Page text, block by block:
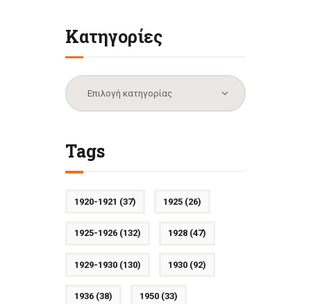
Κατηγορίες
Κατηγορίες
Tags
1920-1921 (37) 1925(26)
1925-1926(132) 1928(47)
1929-1930(130) 1930(92)
1936(38) 1950(33)